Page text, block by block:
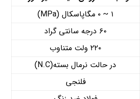
۱ ~ ۰ مگاپاسکال (MPa)
۶۰ درجه سانتی گراد
۲۲۰ ولت متناوب
در حالت نرمال بسته(N.C)
فلنجی